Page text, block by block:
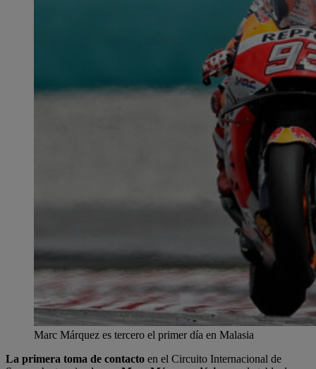
Marc Márquez es tercero el primer día en Malasia
La primera toma de contacto en el Circuito Internacional de